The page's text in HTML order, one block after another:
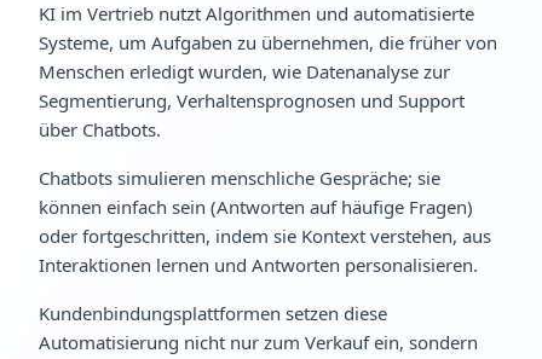
KI im Vertrieb nutzt Algorithmen und automatisierte
Systeme, um Aufgaben zu übernehmen, die früher von
Menschen erledigt wurden, wie Datenanalyse zur
Segmentierung, Verhaltensprognosen und Support
über Chatbots.
Chatbots simulieren menschliche Gespräche; sie
können einfach sein (Antworten auf häufige Fragen)
oder fortgeschritten, indem sie Kontext verstehen, aus
Interaktionen lernen und Antworten personalisieren.
Kundenbindungsplattformen setzen diese
Automatisierung nicht nur zum Verkauf ein, sondern